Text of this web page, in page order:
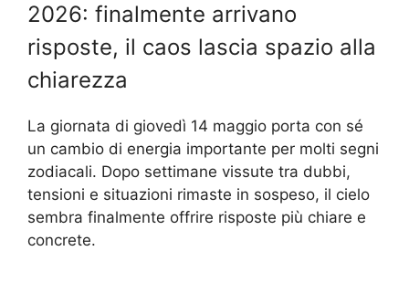
2026: finalmente arrivano
risposte, il caos lascia spazio alla
chiarezza
La giornata di giovedì 14 maggio porta con sé
un cambio di energia importante per molti segni
zodiacali. Dopo settimane vissute tra dubbi,
tensioni e situazioni rimaste in sospeso, il cielo
sembra finalmente offrire risposte più chiare e
concrete.